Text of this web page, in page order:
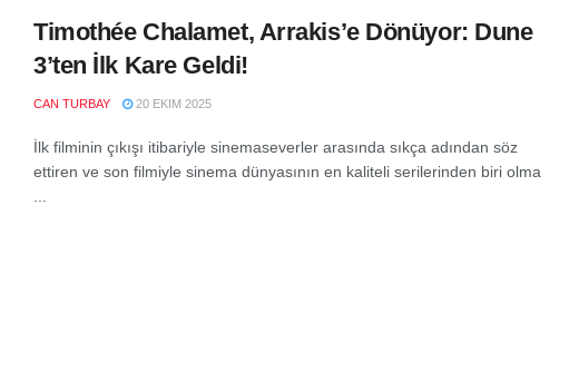
Timothée Chalamet, Arrakis’e Dönüyor: Dune
3’ten İlk Kare Geldi!
CAN TURBAY 20 EKIM 2025
İlk filminin çıkışı itibariyle sinemaseverler arasında sıkça adından söz
ettiren ve son filmiyle sinema dünyasının en kaliteli serilerinden biri olma